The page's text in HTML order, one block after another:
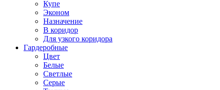
Купе
Эконом
Назначение
В коридор
Для узкого коридора
Гардеробные
Цвет
Белые
Светлые
Серые